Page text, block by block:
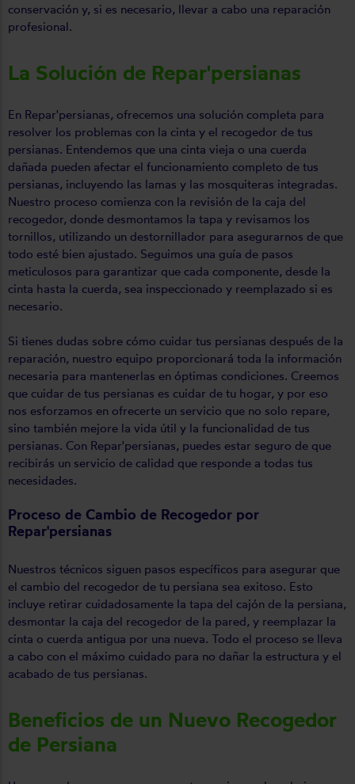
conservación y, si es necesario, llevar a cabo una reparación
profesional.
La Solución de Repar'persianas
En Repar'persianas, ofrecemos una solución completa para
resolver los problemas con la cinta y el recogedor de tus
persianas. Entendemos que una cinta vieja o una cuerda
dañada pueden afectar el funcionamiento completo de tus
persianas, incluyendo las lamas y las mosquiteras integradas.
Nuestro proceso comienza con la revisión de la caja del
recogedor, donde desmontamos la tapa y revisamos los
tornillos, utilizando un destornillador para asegurarnos de que
todo esté bien ajustado. Seguimos una guía de pasos
meticulosos para garantizar que cada componente, desde la
cinta hasta la cuerda, sea inspeccionado y reemplazado si es
necesario.
Si tienes dudas sobre cómo cuidar tus persianas después de la
reparación, nuestro equipo proporcionará toda la información
necesaria para mantenerlas en óptimas condiciones. Creemos
que cuidar de tus persianas es cuidar de tu hogar, y por eso
nos esforzamos en ofrecerte un servicio que no solo repare,
sino también mejore la vida útil y la funcionalidad de tus
persianas. Con Repar'persianas, puedes estar seguro de que
recibirás un servicio de calidad que responde a todas tus
necesidades.
Proceso de Cambio de Recogedor por
Repar'persianas
Nuestros técnicos siguen pasos específicos para asegurar que
el cambio del recogedor de tu persiana sea exitoso. Esto
incluye retirar cuidadosamente la tapa del cajón de la persiana,
desmontar la caja del recogedor de la pared, y reemplazar la
cinta o cuerda antigua por una nueva. Todo el proceso se lleva
a cabo con el máximo cuidado para no dañar la estructura y el
acabado de tus persianas.
Beneficios de un Nuevo Recogedor
de Persiana